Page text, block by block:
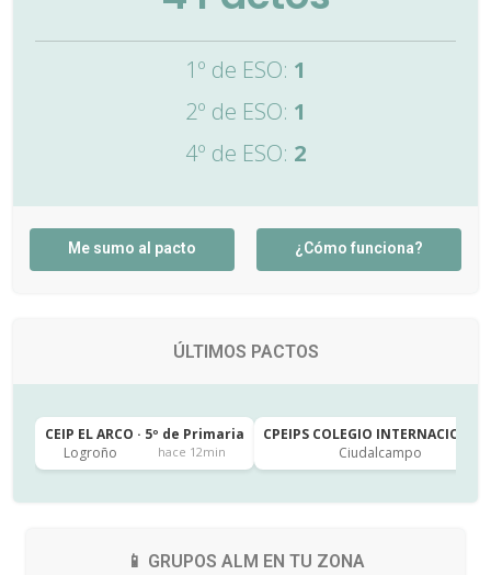
1º de ESO: 1
2º de ESO: 1
4º de ESO: 2
Me sumo al pacto ¿Cómo funciona?
ÚLTIMOS PACTOS
CEIP EL ARCO · 5º de Primaria
Logroño
hace 12min
CPEIPS COLEGIO
Ciudalcampo
📱 GRUPOS ALM EN TU ZONA